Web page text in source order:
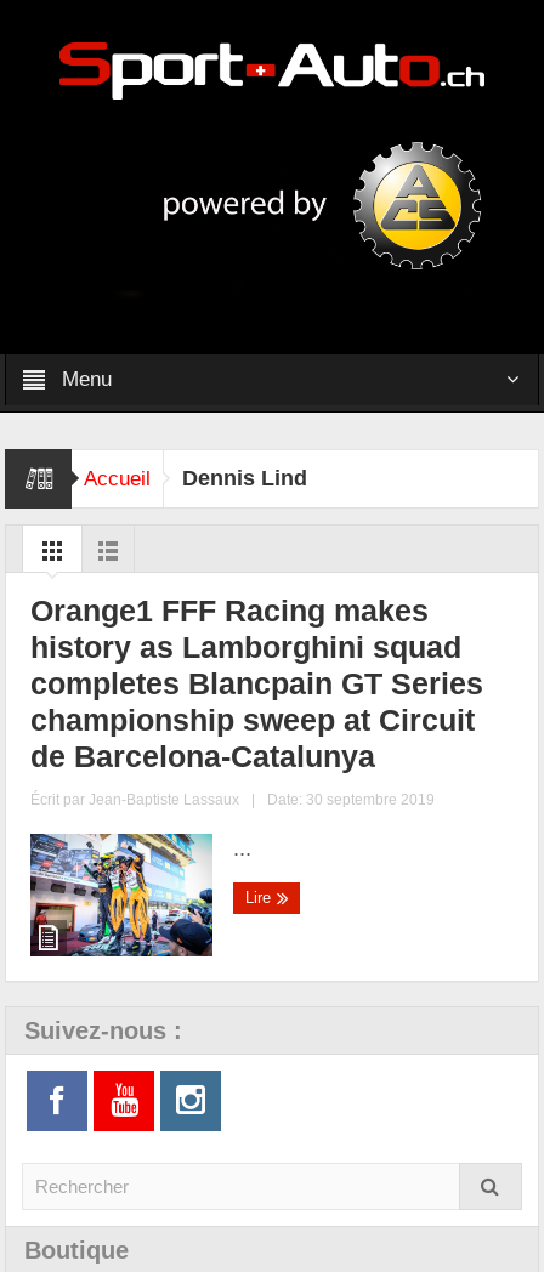
Menu
Accueil Dennis Lind
Orange1 FFF Racing makes
history as Lamborghini squad
completes Blancpain GT Series
championship sweep at Circuit
de Barcelona-Catalunya
Écrit parJean-Baptiste Lassaux | Date: 30 septembre 2019
...
Lire
Suivez-nous :
Boutique